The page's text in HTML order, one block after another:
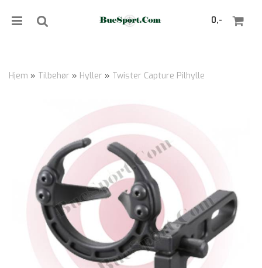
0,-
Hjem » Tilbehør » Hyller » Twister Capture Pilhylle